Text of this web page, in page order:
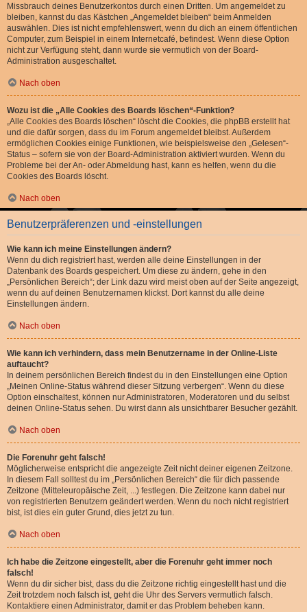
Missbrauch deines Benutzerkontos durch einen Dritten. Um angemeldet zu
bleiben, kannst du das Kästchen „Angemeldet bleiben“ beim Anmelden
auswählen. Dies ist nicht empfehlenswert, wenn du dich an einem öffentlichen
Computer, zum Beispiel in einem Internetcafé, befindest. Wenn diese Option
nicht zur Verfügung steht, dann wurde sie vermutlich von der Board-
Administration ausgeschaltet.
Nach oben
Wozu ist die „Alle Cookies des Boards löschen“-Funktion?
„Alle Cookies des Boards löschen“ löscht die Cookies, die phpBB erstellt hat
und die dafür sorgen, dass du im Forum angemeldet bleibst. Außerdem
ermöglichen Cookies einige Funktionen, wie beispielsweise den „Gelesen“-
Status – sofern sie von der Board-Administration aktiviert wurden. Wenn du
Probleme bei der An- oder Abmeldung hast, kann es helfen, wenn du die
Cookies des Boards löscht.
Nach oben
Benutzerpräferenzen und -einstellungen
Wie kann ich meine Einstellungen ändern?
Wenn du dich registriert hast, werden alle deine Einstellungen in der
Datenbank des Boards gespeichert. Um diese zu ändern, gehe in den
„Persönlichen Bereich“; der Link dazu wird meist oben auf der Seite angezeigt,
wenn du auf deinen Benutzernamen klickst. Dort kannst du alle deine
Einstellungen ändern.
Nach oben
Wie kann ich verhindern, dass mein Benutzername in der Online-Liste
auftaucht?
In deinem persönlichen Bereich findest du in den Einstellungen eine Option
„Meinen Online-Status während dieser Sitzung verbergen“. Wenn du diese
Option einschaltest, können nur Administratoren, Moderatoren und du selbst
deinen Online-Status sehen. Du wirst dann als unsichtbarer Besucher gezählt.
Nach oben
Die Forenuhr geht falsch!
Möglicherweise entspricht die angezeigte Zeit nicht deiner eigenen Zeitzone.
In diesem Fall solltest du im „Persönlichen Bereich“ die für dich passende
Zeitzone (Mitteleuropäische Zeit, ...) festlegen. Die Zeitzone kann dabei nur
von registrierten Benutzern geändert werden. Wenn du noch nicht registriert
bist, ist dies ein guter Grund, dies jetzt zu tun.
Nach oben
Ich habe die Zeitzone eingestellt, aber die Forenuhr geht immer noch
falsch!
Wenn du dir sicher bist, dass du die Zeitzone richtig eingestellt hast und die
Zeit trotzdem noch falsch ist, geht die Uhr des Servers vermutlich falsch.
Kontaktiere einen Administrator, damit er das Problem beheben kann.